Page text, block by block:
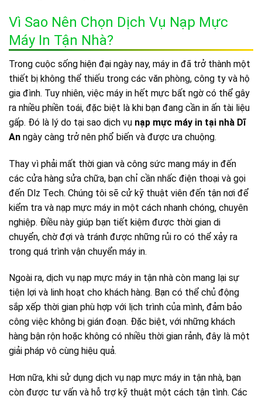
Vì Sao Nên Chọn Dịch Vụ Nạp Mực
Máy In Tận Nhà?
Trong cuộc sống hiện đại ngày nay, máy in đã trở thành một
thiết bị không thể thiếu trong các văn phòng, công ty và hộ
gia đình. Tuy nhiên, việc máy in hết mực bất ngờ có thể gây
ra nhiều phiền toái, đặc biệt là khi bạn đang cần in ấn tài liệu
gấp. Đó là lý do tại sao dịch vụ nạp mực máy in tại nhà Dĩ
An ngày càng trở nên phổ biến và được ưa chuộng.
Thay vì phải mất thời gian và công sức mang máy in đến
các cửa hàng sửa chữa, bạn chỉ cần nhấc điện thoại và gọi
đến Dlz Tech. Chúng tôi sẽ cử kỹ thuật viên đến tận nơi để
kiểm tra và nạp mực máy in một cách nhanh chóng, chuyên
nghiệp. Điều này giúp bạn tiết kiệm được thời gian di
chuyển, chờ đợi và tránh được những rủi ro có thể xảy ra
trong quá trình vận chuyển máy in.
Ngoài ra, dịch vụ nạp mực máy in tận nhà còn mang lại sự
tiện lợi và linh hoạt cho khách hàng. Bạn có thể chủ động
sắp xếp thời gian phù hợp với lịch trình của mình, đảm bảo
công việc không bị gián đoạn. Đặc biệt, với những khách
hàng bận rộn hoặc không có nhiều thời gian rảnh, đây là một
giải pháp vô cùng hiệu quả.
Hơn nữa, khi sử dụng dịch vụ nạp mực máy in tận nhà, bạn
còn được tư vấn và hỗ trợ kỹ thuật một cách tận tình. Các